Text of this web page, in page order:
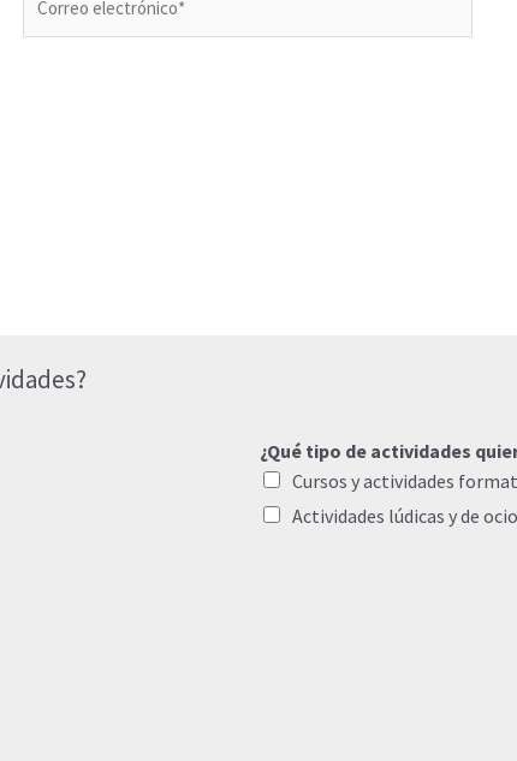
electrónico*
¿Qué tipo de actividades
Cursos y actividades
Actividades lúdicas y de ocio